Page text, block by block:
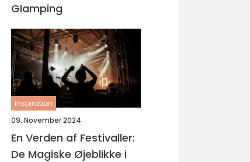
Glamping
inspiration
09. November 2024
En Verden af Festivaller:
De Magiske Øjeblikke i